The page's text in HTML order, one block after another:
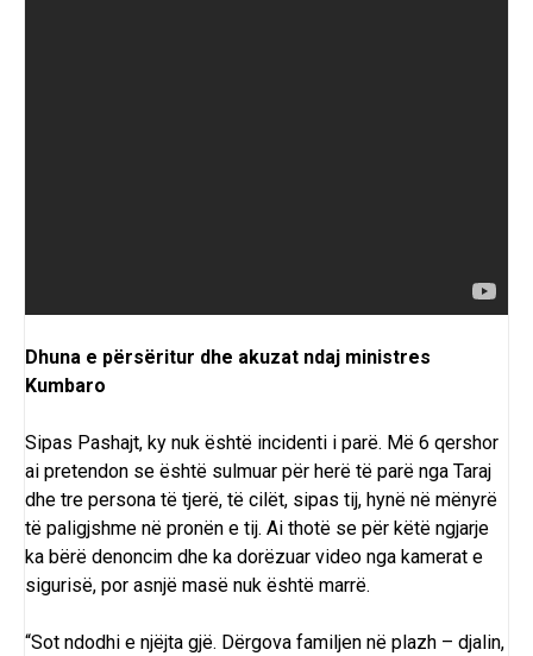
Dhuna e përsëritur dhe akuzat ndaj ministres
Kumbaro
Sipas Pashajt, ky nuk është incidenti i parë. Më 6 qershor
ai pretendon se është sulmuar për herë të parë nga Taraj
dhe tre persona të tjerë, të cilët, sipas tij, hynë në mënyrë
të paligjshme në pronën e tij. Ai thotë se për këtë ngjarje
ka bërë denoncim dhe ka dorëzuar video nga kamerat e
sigurisë, por asnjë masë nuk është marrë.
“Sot ndodhi e njëjta gjë. Dërgova familjen në plazh – djalin,